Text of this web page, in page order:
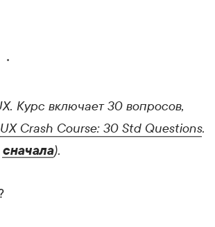
Курс включает 30 вопросов,
UX Crash Course: 30StdQuestions.
сначала).